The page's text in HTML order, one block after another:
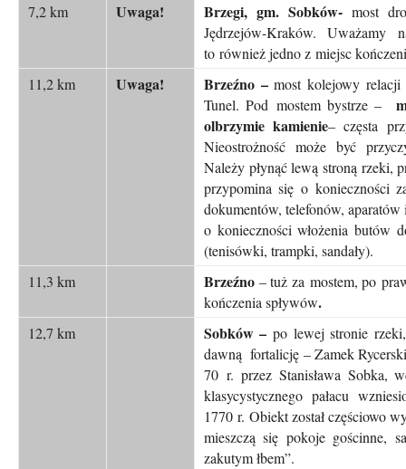
7,2 km
Uwaga! Brzegi, gm. Sobków- most
Jędrzejów-Kraków.
to również jedno z miejsc
11,2 km
Uwaga! Brzeźno –most kolejowy
Tunel. Pod mostem bystrze –
olbrzymie kamienie– częsta
Nieostrożność może być
Należy płynąć lewą stroną rzeki,
przypomina się o konieczności
dokumentów, telefonów, aparatów
o konieczności włożenia butów
(tenisówki, trampki, sandały).
11,3 km
Brzeźno – tuż za mostem, po
kończenia spływów.
12,7 km Sobków – po lewej stronie
dawną fortalicję – Zamek
70 r. przez Stanisława Sobka,
klasycystycznego pałacu
1770 r. Obiekt został częściowo
mieszczą się pokoje gościnne,
zakutym łbem”.